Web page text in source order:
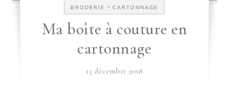
BRODERIE -CARTONNAGE
Ma boîte à couture en
cartonnage
15 décembre 2018